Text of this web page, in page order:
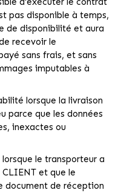
pas disponible à temps,
de disponibilité et aura
recevoir le
sans frais, et sans
imputables à
lorsque la livraison
parce que les données
inexactes ou
le transporteur a
et que le
document de réception